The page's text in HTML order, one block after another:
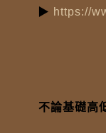
▶ https://
不論基礎高